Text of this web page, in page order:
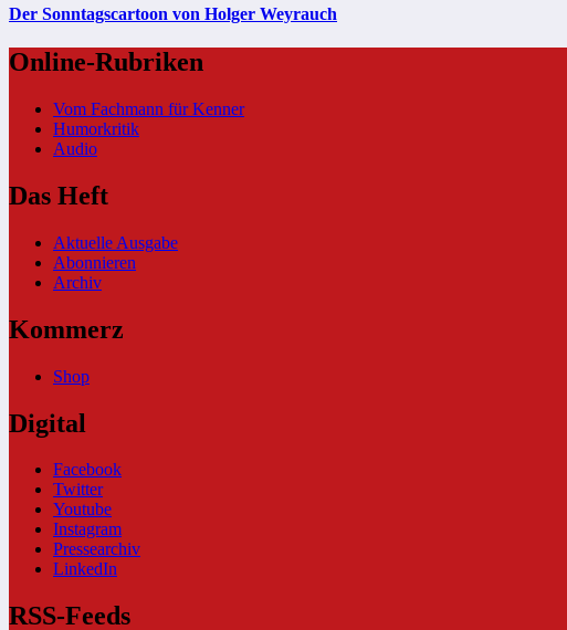
Der Sonntagscartoon von Holger Weyrauch
Online-Rubriken
Vom Fachmann für Kenner
Humorkritik
Audio
Das Heft
Aktuelle Ausgabe
Abonnieren
Archiv
Kommerz
Shop
Digital
Facebook
Twitter
Youtube
Instagram
Pressearchiv
LinkedIn
RSS-Feeds